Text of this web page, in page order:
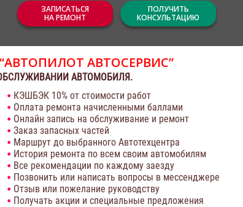
ЗАПИСАТЬСЯ
НА РЕМОНТ
ПОЛУЧИТЬ
КОНСУЛЬТАЦИЮ
“АВТОПИЛОТ АВТОСЕРВИС”
АВТОМОБИЛЯ.
КЭШБЭК 10% от стоимости работ
Оплата ремонта начисленными баллами
Онлайн запись на обслуживание и ремонт
Заказ запасных частей
Маршрут до выбранного Автотехцентра
История ремонта по всем своим автомобилям
Все рекомендации по каждому заезду
Позвонить или написать вопросы в мессенджере
Отзыв или пожелание руководству
Получать акции и специальные предложения